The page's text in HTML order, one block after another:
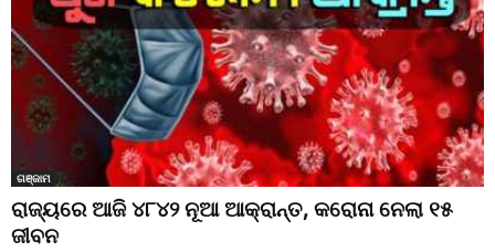
ଗଞ୍ଜାମ
ରାଜ୍ୟରେ ଆଜି ୪୮୪୨ ନୂଆ ଆକ୍ରାନ୍ତ, କରୋନା ନେଲା ୧୫
ଜୀବନ